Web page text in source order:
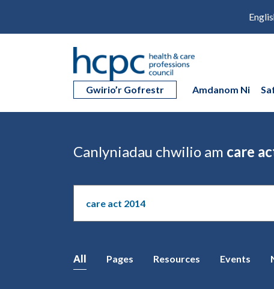
Gwirio’r Gofrestr Amdanom Ni
Canlyniadau chwilio am care
safle
All Pages Resources Events